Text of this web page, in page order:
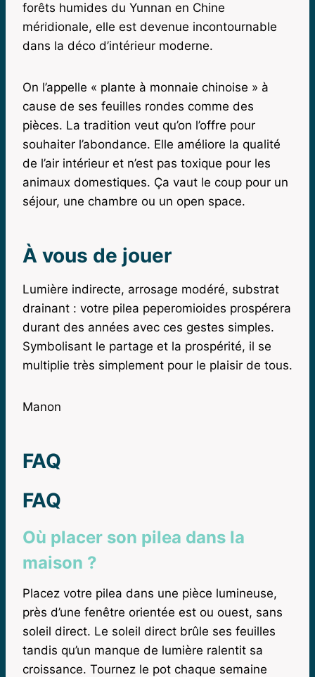
forêts humides du Yunnan en Chine
méridionale, elle est devenue incontournable
dans la déco d’intérieur moderne.
On l’appelle « plante à monnaie chinoise » à
cause de ses feuilles rondes comme des
pièces. La tradition veut qu’on l’offre pour
souhaiter l’abondance. Elle améliore la qualité
de l’air intérieur et n’est pas toxique pour les
animaux domestiques. Ça vaut le coup pour un
séjour, une chambre ou un open space.
À vous de jouer
Lumière indirecte, arrosage modéré, substrat
drainant : votre pilea peperomioides prospérera
durant des années avec ces gestes simples.
Symbolisant le partage et la prospérité, il se
multiplie très simplement pour le plaisir de tous.
Manon
FAQ
FAQ
Où placer son pilea dans la
maison ?
Placez votre pilea dans une pièce lumineuse,
près d’une fenêtre orientée est ou ouest, sans
soleil direct. Le soleil direct brûle ses feuilles
tandis qu’un manque de lumière ralentit sa
croissance. Tournez le pot chaque semaine